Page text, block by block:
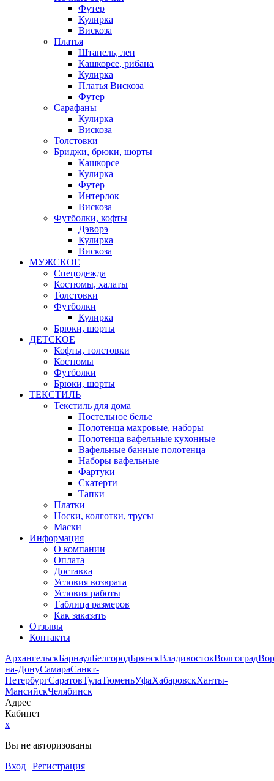
Футер
Кулирка
Вискоза
Платья
Штапель, лен
Кашкорсе, рибана
Кулирка
Платья Вискоза
Футер
Сарафаны
Кулирка
Вискоза
Толстовки
Бриджи, брюки, шорты
Кашкорсе
Кулирка
Футер
Интерлок
Вискоза
Футболки, кофты
Дэворэ
Кулирка
Вискоза
МУЖСКОЕ
Спецодежда
Костюмы, халаты
Толстовки
Футболки
Кулирка
Брюки, шорты
ДЕТСКОЕ
Кофты, толстовки
Костюмы
Футболки
Брюки, шорты
ТЕКСТИЛЬ
Текстиль для дома
Постельное белье
Полотенца махровые, наборы
Полотенца вафельные кухонные
Вафельные банные полотенца
Наборы вафельные
Фартуки
Скатерти
Тапки
Платки
Носки, колготки, трусы
Маски
Информация
О компании
Оплата
Доставка
Условия возврата
Условия работы
Таблица размеров
Как заказать
Отзывы
Контакты
АрхангельскБарнаулБелгородБрянскВладивостокВолгоград
на-ДонуСамараСанкт-
ПетербургСаратовТулаТюменьУфаХабаровскХанты-
МансийскЧелябинск
Адрес
Кабинет
x
Вы не авторизованы
Вход | Регистрация